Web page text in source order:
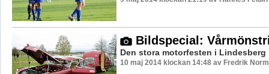
Bildspecial:
Den stora motorfesten i
10 maj 2014 klockan 14:48 av Fredrik